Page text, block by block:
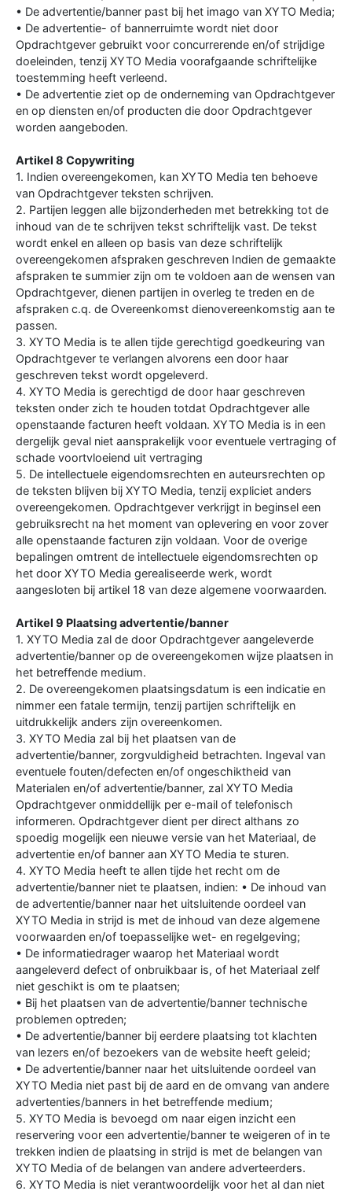
• De advertentie/banner past bij het imago van XYTO Media;
• De advertentie- of bannerruimte wordt niet door
Opdrachtgever gebruikt voor concurrerende en/of strijdige
doeleinden, tenzij XYTO Media voorafgaande schriftelijke
toestemming heeft verleend.
• De advertentie ziet op de onderneming van Opdrachtgever
en op diensten en/of producten die door Opdrachtgever
worden aangeboden.
Artikel 8 Copywriting
1. Indien overeengekomen, kan XYTO Media ten behoeve
van Opdrachtgever teksten schrijven.
2. Partijen leggen alle bijzonderheden met betrekking tot de
inhoud van de te schrijven tekst schriftelijk vast. De tekst
wordt enkel en alleen op basis van deze schriftelijk
overeengekomen afspraken geschreven Indien de gemaakte
afspraken te summier zijn om te voldoen aan de wensen van
Opdrachtgever, dienen partijen in overleg te treden en de
afspraken c.q. de Overeenkomst dienovereenkomstig aan te
passen.
3. XYTO Media is te allen tijde gerechtigd goedkeuring van
Opdrachtgever te verlangen alvorens een door haar
geschreven tekst wordt opgeleverd.
4. XYTO Media is gerechtigd de door haar geschreven
teksten onder zich te houden totdat Opdrachtgever alle
openstaande facturen heeft voldaan. XYTO Media is in een
dergelijk geval niet aansprakelijk voor eventuele vertraging of
schade voortvloeiend uit vertraging
5. De intellectuele eigendomsrechten en auteursrechten op
de teksten blijven bij XYTO Media, tenzij expliciet anders
overeengekomen. Opdrachtgever verkrijgt in beginsel een
gebruiksrecht na het moment van oplevering en voor zover
alle openstaande facturen zijn voldaan. Voor de overige
bepalingen omtrent de intellectuele eigendomsrechten op
het door XYTO Media gerealiseerde werk, wordt
aangesloten bij artikel 18 van deze algemene voorwaarden.
Artikel 9 Plaatsing advertentie/banner
1. XYTO Media zal de door Opdrachtgever aangeleverde
advertentie/banner op de overeengekomen wijze plaatsen in
het betreffende medium.
2. De overeengekomen plaatsingsdatum is een indicatie en
nimmer een fatale termijn, tenzij partijen schriftelijk en
uitdrukkelijk anders zijn overeenkomen.
3. XYTO Media zal bij het plaatsen van de
advertentie/banner, zorgvuldigheid betrachten. Ingeval van
eventuele fouten/defecten en/of ongeschiktheid van
Materialen en/of advertentie/banner, zal XYTO Media
Opdrachtgever onmiddellijk per e-mail of telefonisch
informeren. Opdrachtgever dient per direct althans zo
spoedig mogelijk een nieuwe versie van het Materiaal, de
advertentie en/of banner aan XYTO Media te sturen.
4. XYTO Media heeft te allen tijde het recht om de
advertentie/banner niet te plaatsen, indien: • De inhoud van
de advertentie/banner naar het uitsluitende oordeel van
XYTO Media in strijd is met de inhoud van deze algemene
voorwaarden en/of toepasselijke wet- en regelgeving;
• De informatiedrager waarop het Materiaal wordt
aangeleverd defect of onbruikbaar is, of het Materiaal zelf
niet geschikt is om te plaatsen;
• Bij het plaatsen van de advertentie/banner technische
problemen optreden;
• De advertentie/banner bij eerdere plaatsing tot klachten
van lezers en/of bezoekers van de website heeft geleid;
• De advertentie/banner naar het uitsluitende oordeel van
XYTO Media niet past bij de aard en de omvang van andere
advertenties/banners in het betreffende medium;
5. XYTO Media is bevoegd om naar eigen inzicht een
reservering voor een advertentie/banner te weigeren of in te
trekken indien de plaatsing in strijd is met de belangen van
XYTO Media of de belangen van andere adverteerders.
6. XYTO Media is niet verantwoordelijk voor het al dan niet